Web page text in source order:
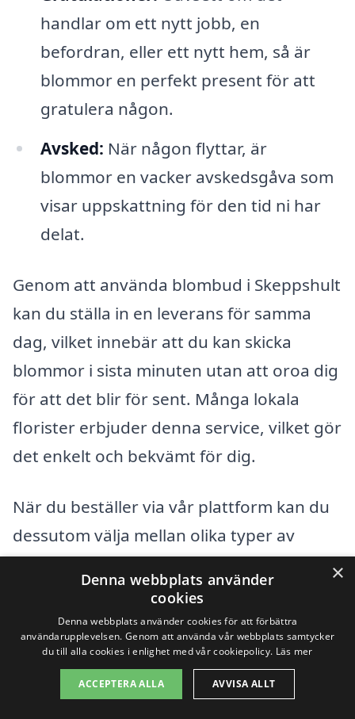
handlar om ett nytt jobb, en
befordran, eller ett nytt hem, så är
blommor en perfekt present för att
gratulera någon.
Avsked: När någon flyttar, är
blommor en vacker avskedsgåva som
visar uppskattning för den tid ni har
delat.
Genom att använda blombud i Skeppshult
kan du ställa in en leverans för samma
dag, vilket innebär att du kan skicka
blommor i sista minuten utan att oroa dig
för att det blir för sent. Många lokala
florister erbjuder denna service, vilket gör
det enkelt och bekvämt för dig.
När du beställer via vår plattform kan du
dessutom välja mellan olika typer av
blommor och buketter. Oavsett om du är
ute efter något enkelt och elegant eller
något mer extravagant och färgglatt,
finns det alternativ för alla smaker.
Vi rekommenderar att tänka på några
×
Denna webbplats använder
cookies
Denna webbplats använder cookies för att förbättra
användarupplevelsen. Genom att använda vår webbplats samtycker
du till alla cookies i enlighet med vår cookiepolicy. Läs mer
ACCEPTERA ALLA AVVISA ALLT